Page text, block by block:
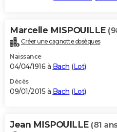
Marcelle MISPOUILLE
Créer une cagnotte obsèques
Naissance
04/04/1916 à Bach (Lot)
Décès
09/01/2015 à Bach (Lot)
Jean MISPOUILLE (81